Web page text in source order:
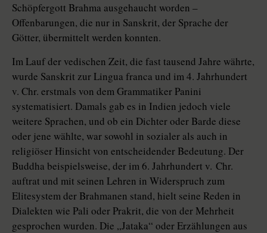
Schöpfergott Brahma ausgehaucht worden –
Offenbarungen, die nur in Sanskrit, der Sprache der
Götter, übermittelt werden konnten.
Im Lauf der vedischen Zeit, die fast tausend Jahre währte,
wurde Sanskrit zur Lingua franca und im 4. Jahrhundert
v. Chr. erstmals von dem Grammatiker Panini
systematisiert. Damals gab es in Indien jedoch viele
weitere Sprachen, und ob ein Dichter oder Barde diese
oder jene wählte, war sowohl in sozialer als auch in
religiöser Hinsicht von entscheidender Bedeutung. Der
Buddha beispielsweise, der im 6. Jahrhundert v. Chr.
auftrat und mit seinen Lehren in Widerspruch zum
Elitesystem der Brahmanen stand, hielt seine Reden in
Dialekten wie Pali oder Prakrit, die von der Mehrheit
gesprochen wurden. Die „Jataka“ oder Erzählungen aus